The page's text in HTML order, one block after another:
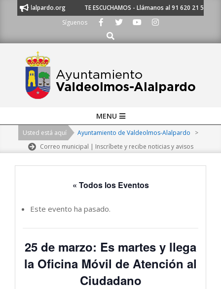
TE ESCUCHAMOS - Llámanos al 91 620 21 53 o
Síguenos
Buscar
Navigation
MENU
Usted está aquí Ayuntamiento de Valdeolmos-Alalpardo
>
Correo municipal | Inscríbete y recibe noticias y avisos
« Todos los Eventos
Este evento ha pasado.
25 de marzo: Es martes y llega
la Oficina Móvil de Atención al
Ciudadano